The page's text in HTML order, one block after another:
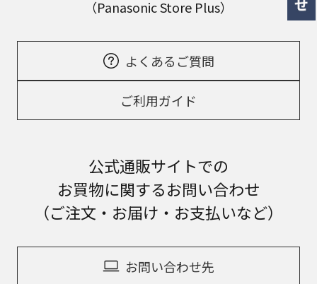
（Panasonic Store Plus）
よくあるご質問
ご利用ガイド
公式通販サイトでの
お買物に関するお問い合わせ
（ご注文・お届け・お支払いなど）
お問い合わせ先